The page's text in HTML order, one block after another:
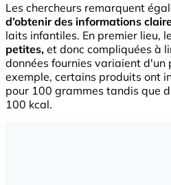
Les chercheurs remarquent
d’obtenir des informations
laits infantiles. En premier lieu,
petites, et donc compliquées à
données fournies variaient d'un
exemple, certains produits ont
pour 100 grammes tandis que
100 kcal.